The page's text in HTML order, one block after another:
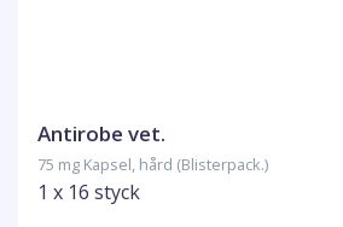
Antirobe vet.
75 mg Kapsel, hård (Blisterpack.)
1 x 16 styck